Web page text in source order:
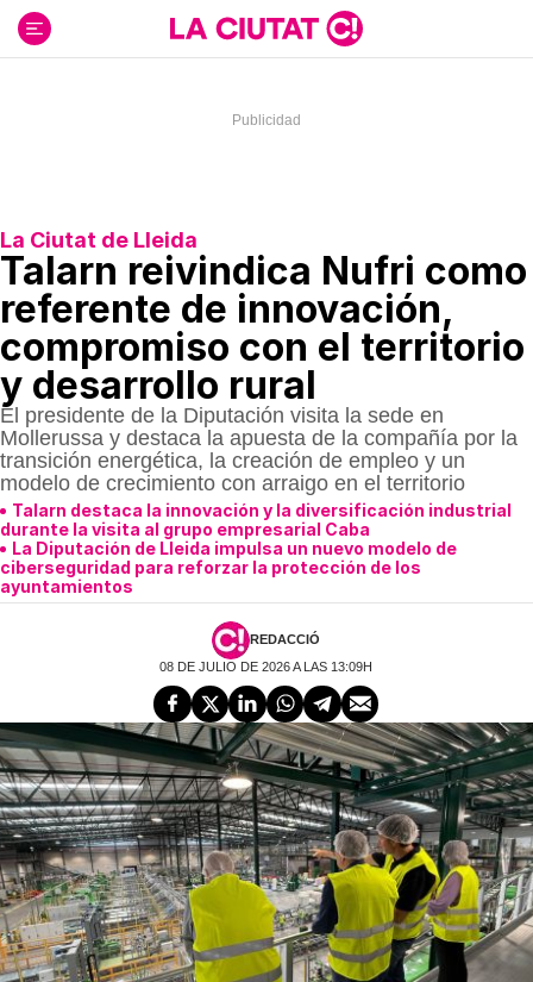
contenido
La Ciutat de Lleida
Talarn reivindica Nufri como
referente de innovación,
compromiso con el territorio
y desarrollo rural
El presidente de la Diputación visita la sede en
Mollerussa y destaca la apuesta de la compañía por la
transición energética, la creación de empleo y un
modelo de crecimiento con arraigo en el territorio
Talarn destaca la innovación y la diversificación industrial
durante la visita al grupo empresarial Caba
La Diputación de Lleida impulsa un nuevo modelo de
ciberseguridad para reforzar la protección de los
ayuntamientos
REDACCIÓ
08 DE JULIO DE 2026 A LAS 13:09H